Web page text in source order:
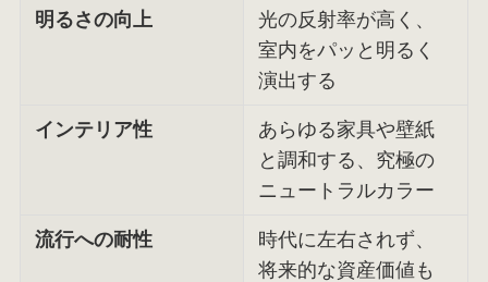
明るさの向上
光の反射率が高く、
室内をパッと明るく
演出する
インテリア性
あらゆる家具や壁紙
と調和する、究極の
ニュートラルカラー
流行への耐性
時代に左右されず、
将来的な資産価値も